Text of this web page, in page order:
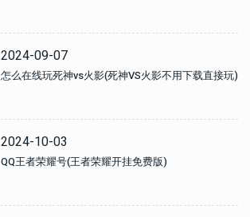
2024-09-07
怎么在线玩死神vs火影(死神VS火影不用下载直接玩)
2024-10-03
QQ王者荣耀号(王者荣耀开挂免费版)